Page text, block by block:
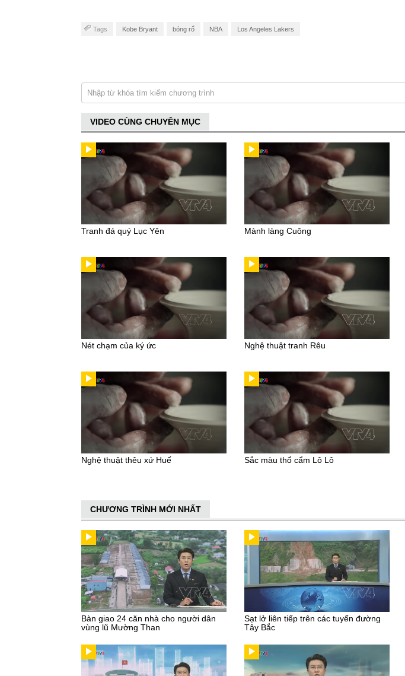
Tags Kobe Bryant bóng rổ NBA Los Angeles Lakers
VIDEO CÙNG CHUYÊN MỤC
Tranh đá quý Lục Yên Mành làng Cuông
Nét chạm của ký ức Nghệ thuật tranh Rêu
Nghệ thuật thêu xứ Huế Sắc màu thổ cẩm Lô Lô
CHƯƠNG TRÌNH MỚI NHẤT
Bàn giao 24 căn nhà cho người dân
vùng lũ Mường Than
Sạt lở liên tiếp trên các tuyến đường
Tây Bắc